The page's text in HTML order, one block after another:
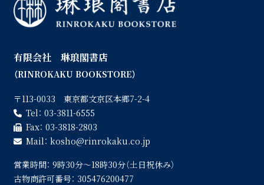
有限会社 琳琅閣書店
（RINROKAKU BOOKSTORE）
〒113-0033 東京都文京区本郷7-2-4
Tel： 03-3811-6555
Fax： 03-3818-2803
Mail： kosho
rinrokaku.co.jp
営業時間： 9時30分〜18時30分（土日祝休み）
古物商許可番号： 305476200477